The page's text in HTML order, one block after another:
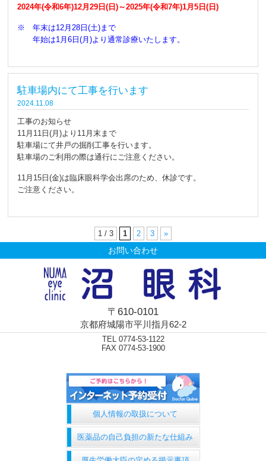
2024年(令和6年)12月29日(日)～2025年(令和7年)1月5日(日)
※ 年末は12月28日(土)まで
年始は1月6日(月)より通常診療いたします。
駐車場内にて工事を行います
2024.11.08
工事のお知らせ
11月11日(月)より11月末まで
駐車場にて井戸の掘削工事を行います。
駐車場のご利用の際は通行にご注意ください。
11月15日(金)は臨床眼科学会出席のため、休診です。
ご注意ください。
1 / 3 1 2 3 »
お問い合わせ
〒610-0101
京都府城陽市平川指月62-2
TEL 0774-53-1122
FAX 0774-53-1900
個人情報の取扱について
医薬品の自己負担の新たな仕組み